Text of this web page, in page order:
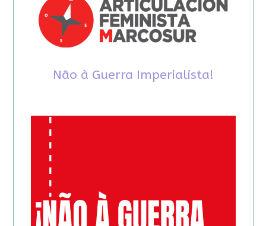
Não à Guerra Imperialista!